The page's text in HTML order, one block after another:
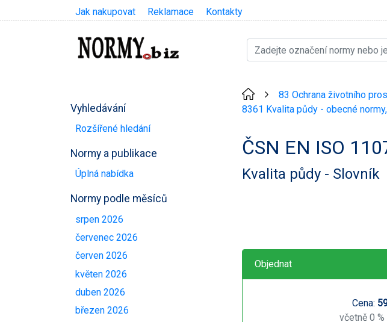
Jak nakupovat Reklamace Kontakty
Vyhledávání
Rozšířené hledání
Normy a publikace
Úplná nabídka
Normy podle měsíců
srpen 2026
červenec 2026
červen 2026
květen 2026
duben 2026
březen 2026
83 Ochrana životního
8361 Kvalita půdy - obecné
ČSN EN ISO
Kvalita půdy - Slovník
Objednat
Cena:
včetně 0 %